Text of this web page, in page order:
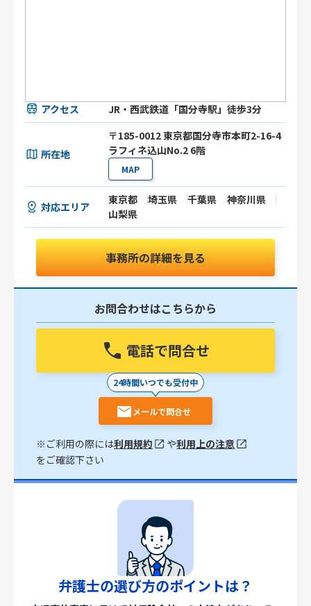
アクセス JR・西武鉄道「国分寺駅」徒歩3分
所在地
〒185-0012 東京都国分寺市本町2-16-4
ラフィネ込山No.2 6階
MAP
対応エリア
東京都 埼玉県 千葉県
神奈川県
山梨県
事務所の詳細を見る
お問合わせはこちらから
電話で問合せ
24時間いつでも受付中
メールで問合せ
※ご利用の際には利用規約 や利用上の注意
をご確認下さい
弁護士の選び方のポイントは？